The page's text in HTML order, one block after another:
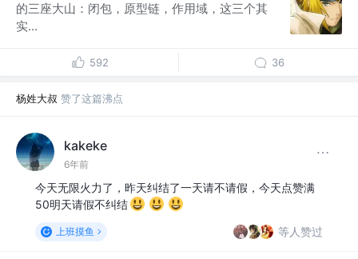
的三座大山：闭包，原型链，作用域，这三个其
实...
592 36
杨姓大叔 赞了这篇沸点
kakeke
6年前
今天无限火力了，昨天纠结了一天请不请假，今天点赞满
50明天请假不纠结
上班摸鱼 等人赞过